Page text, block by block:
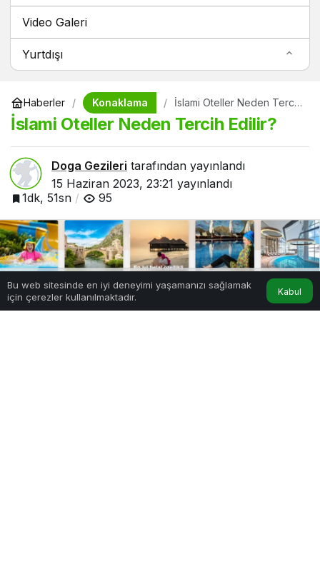
Video Galeri
Yurtdışı
Haberler Konaklama
İslami Oteller Neden Tercih
İslami Oteller Neden Tercih Edilir?
Doga Gezileri tarafından yayınlandı
15 Haziran 2023, 23:21 yayınlandı
1dk, 51sn
95
Bu web sitesinde en iyi deneyimi yaşamanızı sağlamak
için çerezler kullanılmaktadır.
Kabul
Anasayfa